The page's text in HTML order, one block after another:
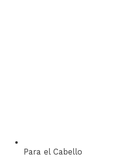
Para el Cabello